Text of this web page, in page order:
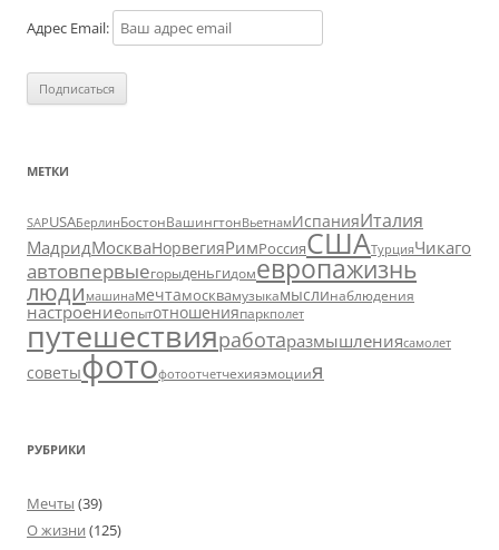
Адрес Email:
МЕТКИ
SAPUSAБерлинБостонВашингтонВьетнамИспанияИталия
МадридМоскваНорвегияРимРоссияСШАТурцияЧикаго
автовпервыегорыденьгидомевропажизнь
люди машинамечтамосквамузыкамыслинаблюдения
настроениеопытотношенияпаркполет
путешествияработаразмышлениясамолет
советыфотофотоотчетчехияэмоциия
РУБРИКИ
Мечты (39)
О жизни (125)